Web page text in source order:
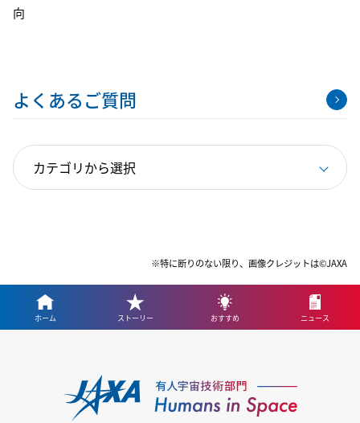
向
よくあるご質問
※特に断りのない限り、画像クレジットは©JAXA
ホーム ストーリー おすすめ ニュース